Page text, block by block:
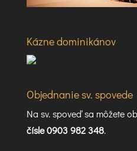
Kázne dominikánov
Objednanie sv. spovede
Na sv. spoveď sa môžete
čísle 0903 982 348.